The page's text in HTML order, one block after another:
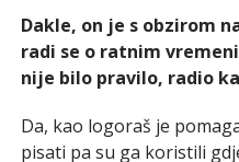
Dakle, on je s obzirom
radi se o ratnim
nije bilo pravilo, radio
Da, kao logoraš je
pisati pa su ga koristili